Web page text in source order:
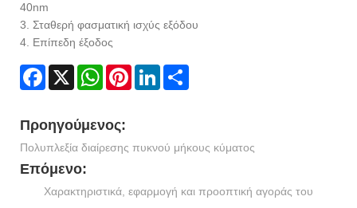
40nm
3. Σταθερή φασματική ισχύς εξόδου
4. Επίπεδη έξοδος
Facebook
X WhatsAppPinterestLinkedIn
Προηγούμενος:
Πολυπλεξία διαίρεσης πυκνού μήκους κύματος
Επόμενο:
Χαρακτηριστικά, εφαρμογή και προοπτική αγοράς του